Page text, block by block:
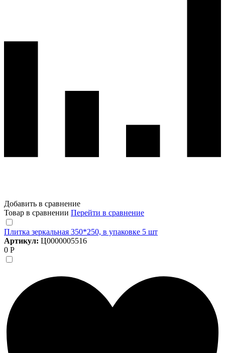
Добавить в сравнение
Товар в сравнении Перейти в сравнение
Плитка зеркальная 350*250, в упаковке 5 шт
Артикул: Ц0000005516
0 Р